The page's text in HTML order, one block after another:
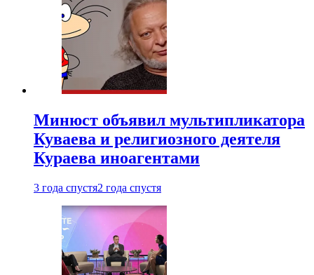
Минюст объявил мультипликатора
Куваева и религиозного деятеля
Кураева иноагентами
3 года спустя2 года спустя